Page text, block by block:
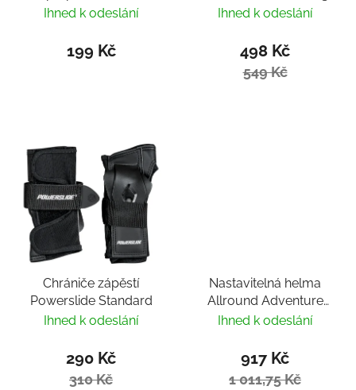
Ihned k odeslání
199 Kč
PS II Black
Ihned k odeslání
498 Kč
549 Kč
Chrániče zápěstí
Powerslide Standard
Ihned k odeslání
290 Kč
310 Kč
Nastavitelná helma
Allround Adventure
Basic White
Ihned k odeslání
917 Kč
1 011,75 Kč